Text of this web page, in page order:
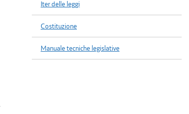
Iter delle leggi
Costituzione
Manuale tecniche legislative